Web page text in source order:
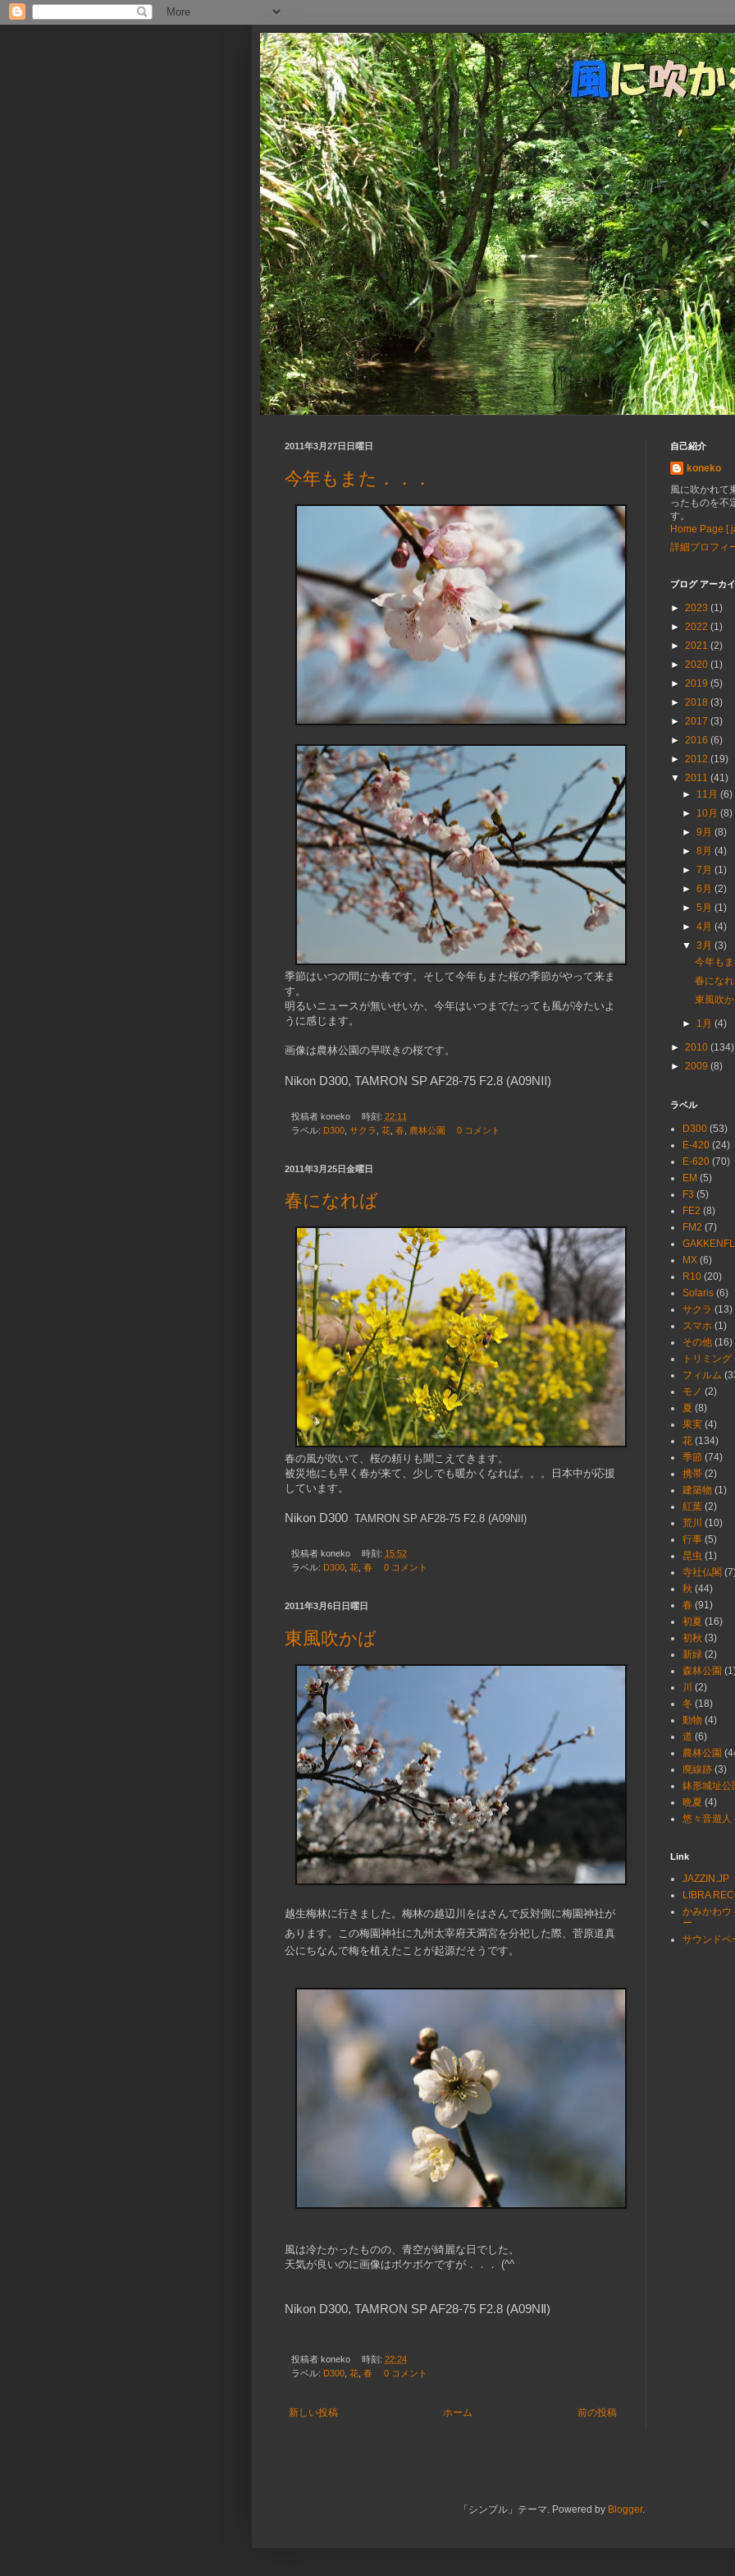
2011年3月27日日曜日
今年もまた．．．
季節はいつの間にか春です。そして今年もまた桜の季節がやって来ま
す。
明るいニュースが無いせいか、今年はいつまでたっても風が冷たいよ
うに感じます。
画像は農林公園の早咲きの桜です。
Nikon D300, TAMRON SP AF28-75 F2.8 (A09NⅡ)
投稿者 koneko 時刻: 22:11
ラベル: D300 サクラ 花 春 農林公園 0 コメント
2011年3月25日金曜日
春になれば
春の風が吹いて、桜の頼りも聞こえてきます。
被災地にも早く春が来て、少しでも暖かくなれば。。。日本中が応援
しています。
Nikon D300 TAMRON SP AF28-75 F2.8 (A09NⅡ)
投稿者 koneko 時刻: 15:52
ラベル: D300 花 春 0 コメント
2011年3月6日日曜日
東風吹かば
越生梅林に行きました。 梅林の越辺川をはさんで反対側に梅園神社が
あります。この梅園神社に九州太宰府天満宮を分祀した際、菅原道真
公にちなんで梅を植えたことが起源だそうです。
風は冷たかったものの、青空が綺麗な日でした。
天気が良いのに画像はボケボケですが．．． (^^ゞ
Nikon D300, TAMRON SP AF28-75 F2.8 (A09NⅡ)
投稿者 koneko 時刻: 22:24
ラベル: D300 花 春 0 コメント
新しい投稿 前の投稿
ホーム
自己紹介
koneko
風に吹かれて
ったものを不
す。
Home Page [
詳細プロフィ
ブログ アーカ
► 2023 (1)
► 2022 (1)
► 2021 (2)
► 2020 (1)
► 2019 (5)
► 2018 (3)
► 2017 (3)
► 2016 (6)
► 2012 (19)
▼ 2011 (41)
► 11月(6)
► 10月(8)
►9月(8)
►8月(4)
►7月(1)
►6月(2)
►5月(1)
►4月(4)
▼3月(3)
今年もま
春にな
東風吹
► 1月(4)
► 2010 (134)
► 2009 (8)
ラベル
D300 (53)
E-420 (24)
E-620 (70)
EM (5)
F3 (5)
FE2 (8)
FM2 (7)
MX (6)
R10 (20)
Solaris (6)
サクラ (13)
スマホ (1)
その他 (16)
トリミング
フィルム
モノ (2)
夏 (8)
果実 (4)
花 (134)
季節 (74)
携帯 (2)
建築物 (1)
紅葉 (2)
荒川 (10)
行事 (5)
昆虫 (1)
寺社仏閣
秋 (44)
春 (91)
初夏 (16)
初秋 (3)
新緑 (2)
森林公園
川 (2)
冬 (18)
動物 (4)
道 (6)
農林公園
廃線跡 (3)
鉢形城址公
晩夏 (4)
悠々音遊人
Link
JAZZIN.JP
LIBRA
かみかわウ
ー
サウンドペ
「シンプル」テーマ. Powered by Blogger.